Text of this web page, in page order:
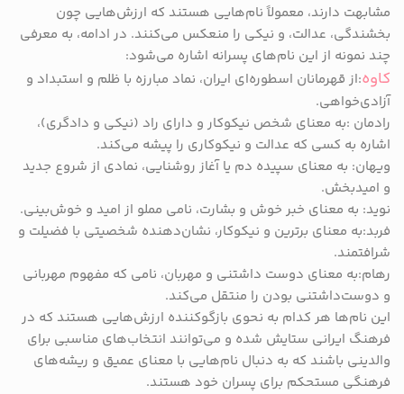
مشابهت دارند، معمولاً نام‌هایی هستند که ارزش‌هایی چون
بخشندگی، عدالت، و نیکی را منعکس می‌کنند. در ادامه، به معرفی
چند نمونه از این نام‌های پسرانه اشاره می‌شود:
کاوه:از قهرمانان اسطوره‌ای ایران، نماد مبارزه با ظلم و استبداد و
آزادی‌خواهی.
رادمان :به معنای شخص نیکوکار و دارای راد (نیکی و دادگری)،
اشاره به کسی که عدالت و نیکوکاری را پیشه می‌کند.
ویهان: به معنای سپیده دم یا آغاز روشنایی، نمادی از شروع جدید
و امیدبخش.
نوید: به معنای خبر خوش و بشارت، نامی مملو از امید و خوش‌بینی.
فربد:به معنای برترین و نیکوکار، نشان‌دهنده شخصیتی با فضیلت و
شرافتمند.
رهام:به معنای دوست داشتنی و مهربان، نامی که مفهوم مهربانی
و دوست‌داشتنی بودن را منتقل می‌کند.
این نام‌ها هر کدام به نحوی بازگوکننده ارزش‌هایی هستند که در
فرهنگ ایرانی ستایش شده و می‌توانند انتخاب‌های مناسبی برای
والدینی باشند که به دنبال نام‌هایی با معنای عمیق و ریشه‌های
فرهنگی مستحکم برای پسران خود هستند.